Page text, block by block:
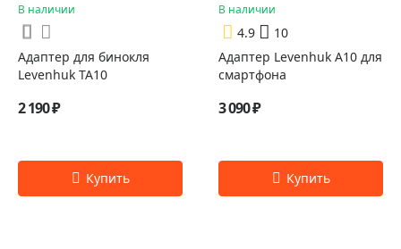
В наличии
Адаптер для бинокля
Levenhuk TA10
2 190 ₽
В наличии
4.9
10
Адаптер Levenhuk A10 для
смартфона
3 090 ₽